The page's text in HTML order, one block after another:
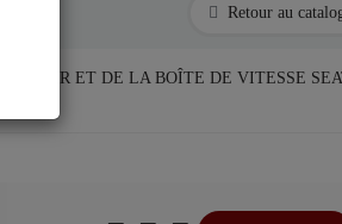
Retour au
ET DE LA BOÎTE DE VITESSE